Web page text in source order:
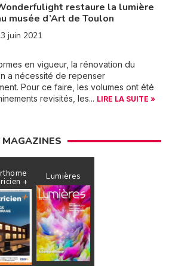
restaure la lumière
musée d’Art de Toulon
juin 2021
en vigueur, la rénovation du
a nécessité de repenser
Pour ce faire, les volumes ont été
revisités, les... LIRE LA SUITE »
MAGAZINES
+ Lumières